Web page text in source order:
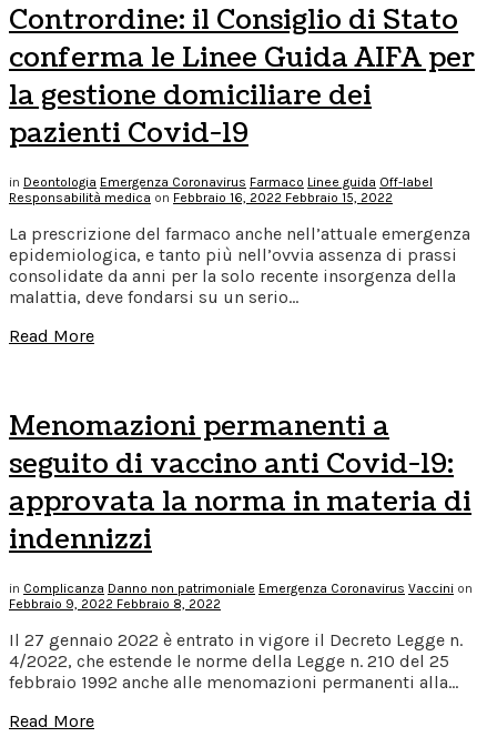
Contrordine: il Consiglio di Stato
conferma le Linee Guida AIFA per
la gestione domiciliare dei
pazienti Covid-19
in Deontologia Emergenza Coronavirus Farmaco Linee guida Off-label
Responsabilità medica on Febbraio 16, 2022 Febbraio 15, 2022
La prescrizione del farmaco anche nell’attuale emergenza
epidemiologica, e tanto più nell’ovvia assenza di prassi
consolidate da anni per la solo recente insorgenza della
malattia, deve fondarsi su un serio…
Read More
Menomazioni permanenti a
seguito di vaccino anti Covid-19:
approvata la norma in materia di
indennizzi
in Complicanza Danno non patrimoniale Emergenza Coronavirus Vaccini on
Febbraio 9, 2022 Febbraio 8, 2022
Il 27 gennaio 2022 è entrato in vigore il Decreto Legge n.
4/2022, che estende le norme della Legge n. 210 del 25
febbraio 1992 anche alle menomazioni permanenti alla…
Read More